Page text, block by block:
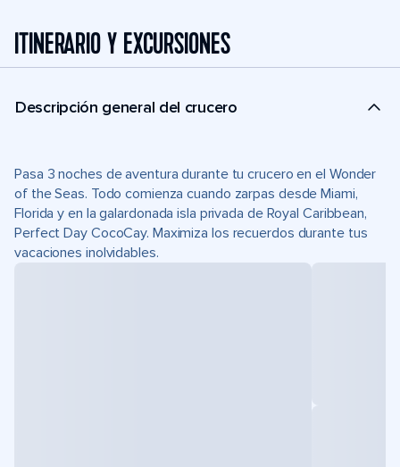
ITINERARIO Y EXCURSIONES
Descripción general del crucero
Pasa 3 noches de aventura durante tu crucero en el Wonder
of the Seas. Todo comienza cuando zarpas desde Miami,
Florida y en la galardonada isla privada de Royal Caribbean,
Perfect Day CocoCay. Maximiza los recuerdos durante tus
vacaciones inolvidables.